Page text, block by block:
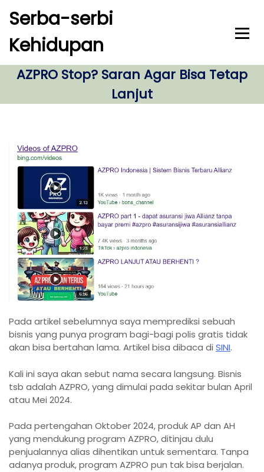
Serba-serbi
Kehidupan
AZPRO Stop? Saran Agar Bisa Tetap
Lanjut
Pada artikel sebelumnya saya memprediksi sebuah
bisnis yang punya program bagi-bagi polis gratis tidak
akan bisa bertahan lama. Artikel bisa dibaca di SINI.
Kali ini saya akan sebut nama secara langsung. Bisnis
tsb adalah AZPRO, yang dimulai pada sekitar bulan April
atau Mei 2024.
Pada pertengahan Oktober 2024, produk AP dan AH
yang mendukung program AZPRO, ditinjau dulu
penjualannya alias dihentikan untuk sementara. Tanpa
adanya produk, program AZPRO pun tak bisa berjalan.